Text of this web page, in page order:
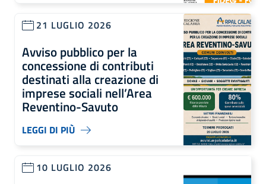
21 LUGLIO 2026
Avviso pubblico per la
concessione di contributi
destinati alla creazione di
imprese sociali nell’Area
Reventino-Savuto
LEGGI DI PIÙ
10 LUGLIO 2026